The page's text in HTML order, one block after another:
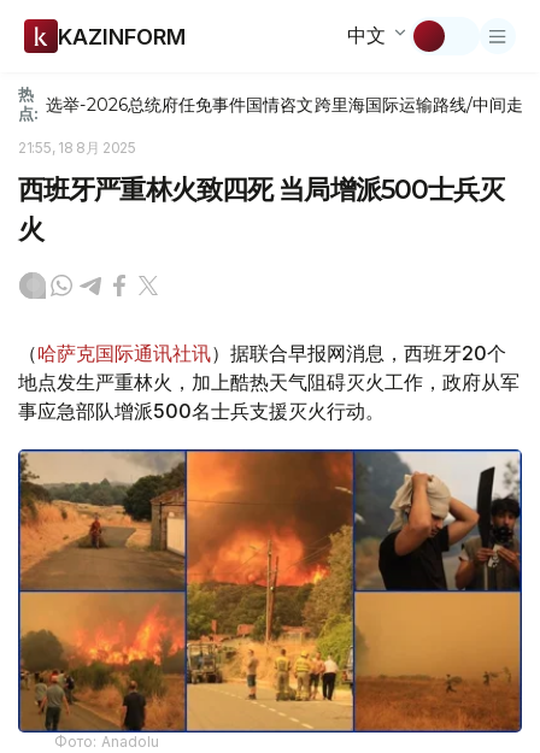
KAZINFORM 中文
热
点: 选举-2026总统府任免事件国情咨文跨里海国际运输路线/中间走廊
21:55, 18 8月 2025
西班牙严重林火致四死 当局增派500士兵灭
火
（哈萨克国际通讯社讯）据联合早报网消息，西班牙20个
地点发生严重林火，加上酷热天气阻碍灭火工作，政府从军
事应急部队增派500名士兵支援灭火行动。
Фото: Anadolu